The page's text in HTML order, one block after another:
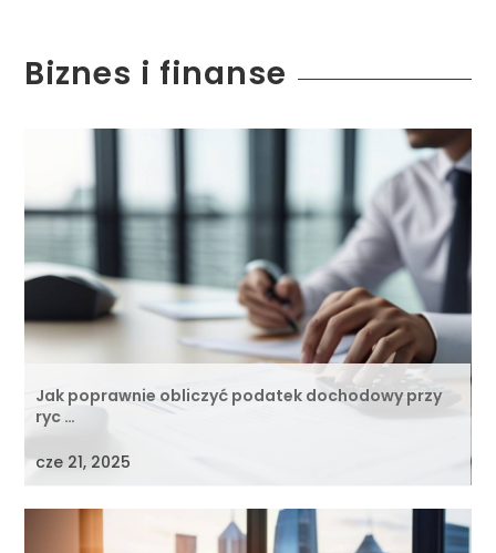
Biznes i finanse
Jak poprawnie obliczyć podatek dochodowy przy
ryc …
cze 21, 2025